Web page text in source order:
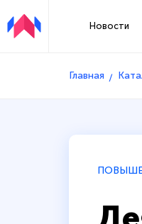
Новости
Главная